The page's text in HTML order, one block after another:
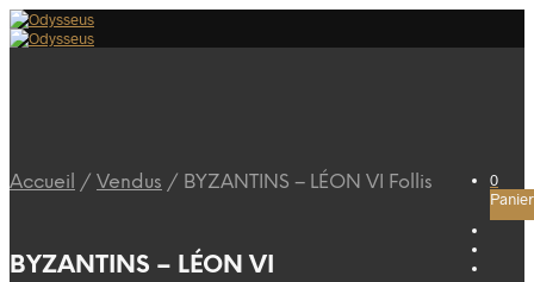
0
Panier
Accueil / Vendus / BYZANTINS – LÉON VI Follis
BYZANTINS – LÉON VI